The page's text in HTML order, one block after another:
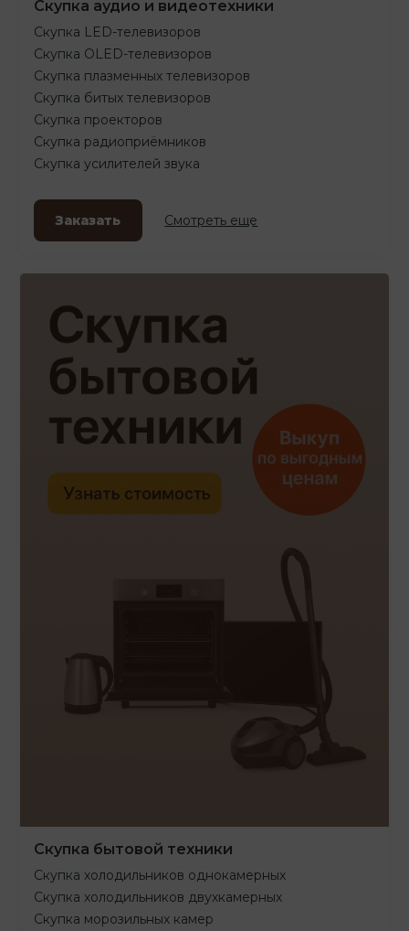
Скупка аудио и видеотехники
Скупка LED-телевизоров
Скупка OLED-телевизоров
Скупка плазменных телевизоров
Скупка битых телевизоров
Скупка проекторов
Скупка радиоприёмников
Скупка усилителей звука
Заказать Смотреть еще
Скупка бытовой техники
Скупка холодильников однокамерных
Скупка холодильников двухкамерных
Скупка морозильных камер